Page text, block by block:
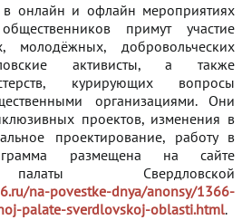
в онлайн и офлайн мероприятиях
примут участие
молодёжных, добровольческих
активисты, а также
курирующих вопросы
организациями. Они
проектов, изменения в
проектирование, работу в
размещена на сайте
Свердловской
na-povestke-dnya/anonsy/1366-
palate-sverdlovskoj-oblasti.html.